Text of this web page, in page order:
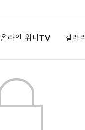
온라인 위니TV 갤러리